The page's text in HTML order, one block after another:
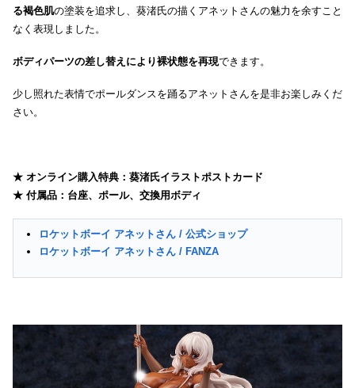
る褐色肌の塗装を追求し、葵渚氏の描くアネットさんの魅力を余すこと
なく表現しました。
ボディパーツの差し替えにより裸状態を再現できます。
少し照れた表情でポールダンスを踊るアネットさんを是非お楽しみくだ
さい。
★ オンライン購入特典：葵渚氏イラストポストカード
★ 付属品：台座、ポール、交換用ボディ
ロケットボーイ アネットさん / 公式ショップ
ロケットボーイ アネットさん / FANZA